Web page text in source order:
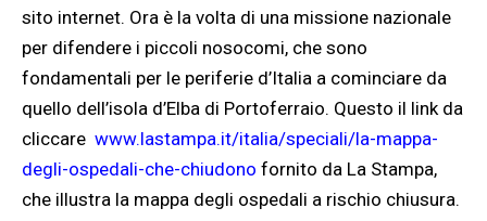
sito internet. Ora è la volta di una missione nazionale
per difendere i piccoli nosocomi, che sono
fondamentali per le periferie d’Italia a cominciare da
quello dell’isola d’Elba di Portoferraio. Questo il link da
cliccare www.lastampa.it/italia/speciali/la-mappa-
degli-ospedali-che-chiudono fornito da La Stampa,
che illustra la mappa degli ospedali a rischio chiusura.